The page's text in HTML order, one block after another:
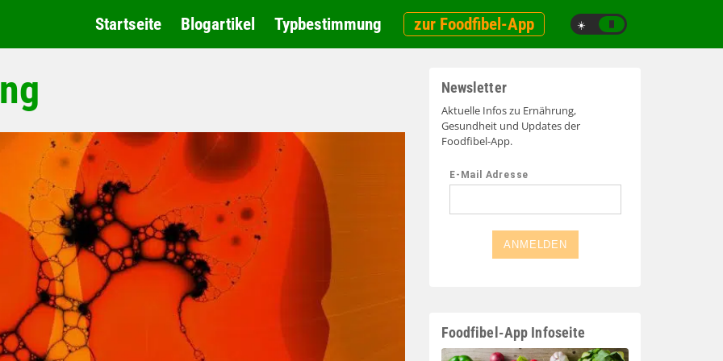
Startseite Blogartikel Typbestimmung zur Foodfibel-App ☀️ 🌙
Newsletter
Aktuelle Infos zu Ernährung,
Gesundheit und Updates der
Foodfibel-App.
Foodfibel-App Infoseite